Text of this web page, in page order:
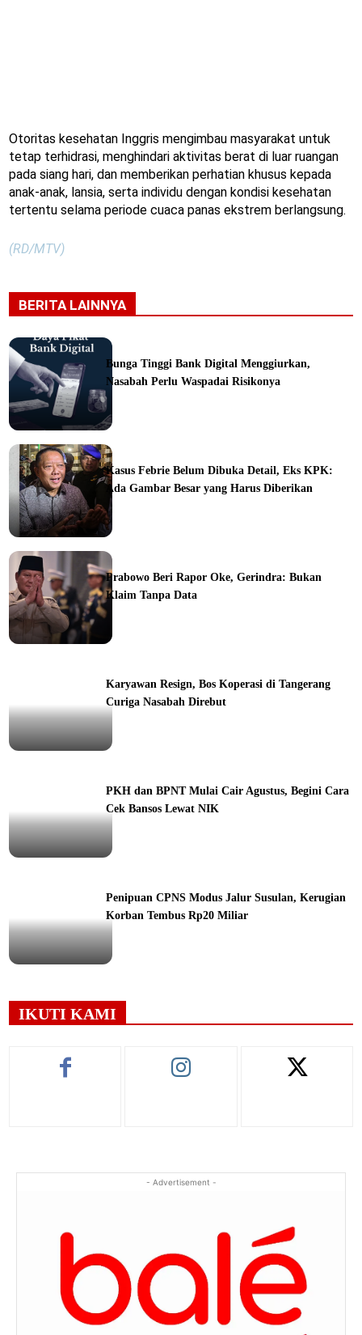
Otoritas kesehatan Inggris mengimbau masyarakat untuk
tetap terhidrasi, menghindari aktivitas berat di luar ruangan
pada siang hari, dan memberikan perhatian khusus kepada
anak-anak, lansia, serta individu dengan kondisi kesehatan
tertentu selama periode cuaca panas ekstrem berlangsung.
(RD/MTV)
BERITA LAINNYA
Bunga Tinggi Bank Digital Menggiurkan,
Nasabah Perlu Waspadai Risikonya
Kasus Febrie Belum Dibuka Detail, Eks KPK:
Ada Gambar Besar yang Harus Diberikan
Prabowo Beri Rapor Oke, Gerindra: Bukan
Klaim Tanpa Data
Karyawan Resign, Bos Koperasi di Tangerang
Curiga Nasabah Direbut
PKH dan BPNT Mulai Cair Agustus, Begini Cara
Cek Bansos Lewat NIK
Penipuan CPNS Modus Jalur Susulan, Kerugian
Korban Tembus Rp20 Miliar
IKUTI KAMI
- Advertisement -